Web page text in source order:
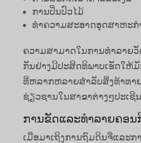
ການປິ່ນປົວໄມ້
ທໍາຄວາມສະອາດອຸດສາຫະກໍ
ຄວາມສາມາດໃນການທໍາລາຍ
ກັນຢ່າງມີປະສິດທິພາບເຮັດໃຫ້
ທີ່ຫລາກຫລາຍສໍາລັບສິ່ງທ້າທາ
ຊ່ຽວຊານໃນສາຂາຕ່າງໆປະເຊີ
ການຂັດແລະທໍາລາຍຄອນ
ເມື່ອ​ມາ​ເຖິງ​ການ​ຖົມ​ດິນ​ຈີ່​ແລະ​ກ